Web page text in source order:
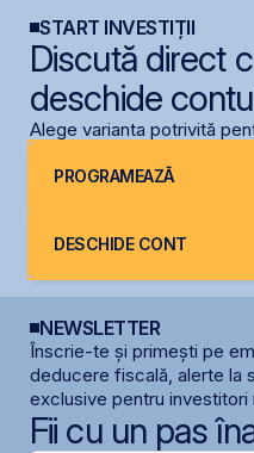
START INVESTIȚII
Discută direct
deschide
Alege varianta potrivită
PROGRAMEAZĂ
DESCHIDE CONT
NEWSLETTER
Înscrie-te și primești pe
deducere fiscală, alerte la
exclusive pentru investitori
Fii cu un pas